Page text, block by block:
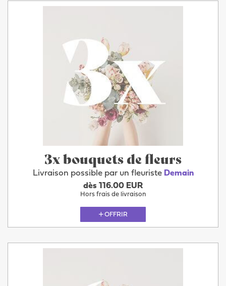
3x bouquets de fleurs
Livraison possible par un fleuriste Demain
dès 116.00 EUR
Hors frais de livraison
OFFRIR